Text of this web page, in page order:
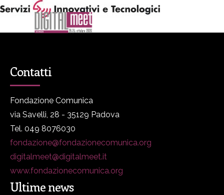
Contatti
Fondazione Comunica
via Savelli, 28 - 35129 Padova
Tel. 049 8076030
fondazione@fondazionecomunica.org
digitalmeet@digitalmeet.it
www.fondazionecomunica.org
Ultime news